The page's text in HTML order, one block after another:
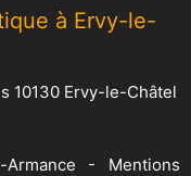
à Ervy-le-
10130 Ervy-le-Châtel
- Mentions